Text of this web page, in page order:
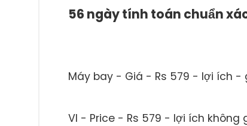
56 ngày tính toán chuẩn
Máy bay - Giá - Rs 579 - lợi ích -
VI - Price - Rs 579 - lợi ích không